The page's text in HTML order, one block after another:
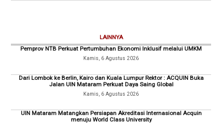
LAINNYA
Pemprov NTB Perkuat Pertumbuhan Ekonomi Inklusif melalui UMKM
Kamis, 6 Agustus 2026
Dari Lombok ke Berlin, Kairo dan Kuala Lumpur Rektor : ACQUIN Buka
Jalan UIN Mataram Perkuat Daya Saing Global
Kamis, 6 Agustus 2026
UIN Mataram Matangkan Persiapan Akreditasi Internasional Acquin
menuju World Class University